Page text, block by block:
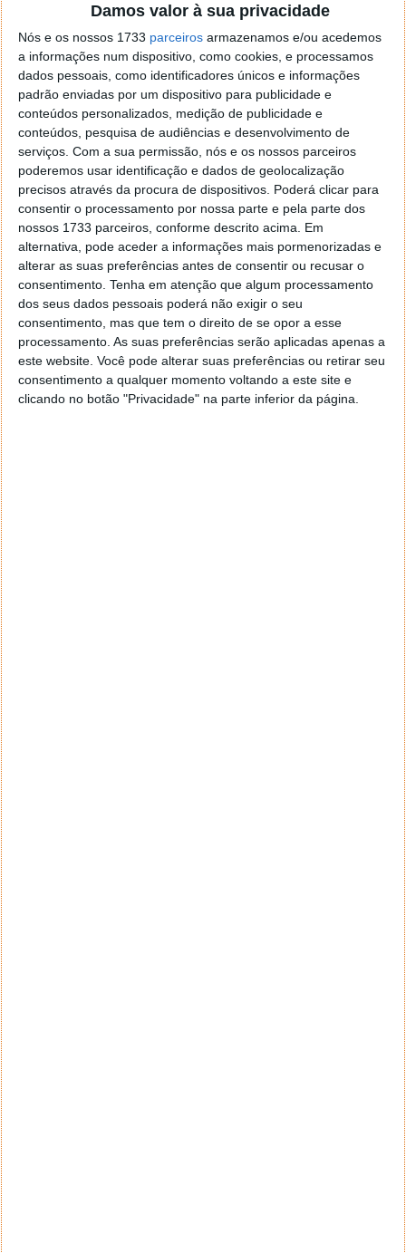
Damos valor à sua privacidade
Nós e os nossos 1733 parceiros armazenamos e/ou acedemos
a informações num dispositivo, como cookies, e processamos
dados pessoais, como identificadores únicos e informações
padrão enviadas por um dispositivo para publicidade e
conteúdos personalizados, medição de publicidade e
conteúdos, pesquisa de audiências e desenvolvimento de
serviços. Com a sua permissão, nós e os nossos parceiros
poderemos usar identificação e dados de geolocalização
precisos através da procura de dispositivos. Poderá clicar para
consentir o processamento por nossa parte e pela parte dos
nossos 1733 parceiros, conforme descrito acima. Em
alternativa, pode aceder a informações mais pormenorizadas e
alterar as suas preferências antes de consentir ou recusar o
consentimento. Tenha em atenção que algum processamento
dos seus dados pessoais poderá não exigir o seu
consentimento, mas que tem o direito de se opor a esse
processamento. As suas preferências serão aplicadas apenas a
este website. Você pode alterar suas preferências ou retirar seu
consentimento a qualquer momento voltando a este site e
clicando no botão "Privacidade" na parte inferior da página.
Arrefecimento por imersão é a tecnologia
em destaque
Um dos elementos mais inovadores doTriple 10
Challenge Concept Caré osistema de
arrefecimento por imersão. Neste processo, as
células da bateria ficam diretamente em contacto
com umfluido dielétrico desenvolvido pela Shell,
capaz de dissipar o calor de forma mais eficiente do
que os sistemas convencionais.
Ao controlar melhor a temperatura da bateria, é
possívelsuportar potências de carregamento mais
elevadas ereduzir as perdas energéticas. Segundo